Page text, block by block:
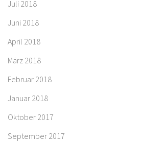
Juli 2018
Juni 2018
April 2018
März 2018
Februar 2018
Januar 2018
Oktober 2017
September 2017